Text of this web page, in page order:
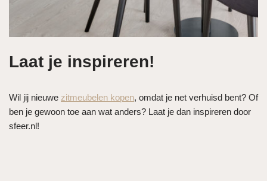
Laat je inspireren!
Wil jij nieuwe zitmeubelen kopen, omdat je net verhuisd bent? Of
ben je gewoon toe aan wat anders? Laat je dan inspireren door
sfeer.nl!